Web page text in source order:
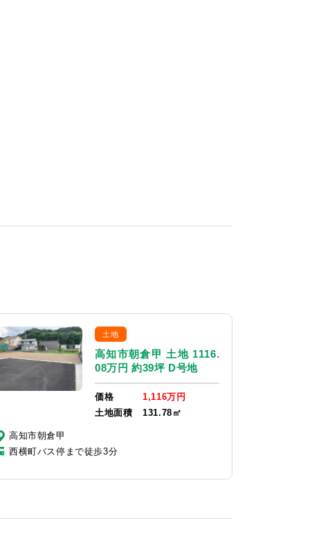
土地
高知市朝倉甲 土地 1116.
08万円 約39坪 D号地
価格
1,116万円
土地面積
131.78㎡
高知市朝倉甲
西横町バス停まで徒歩3分